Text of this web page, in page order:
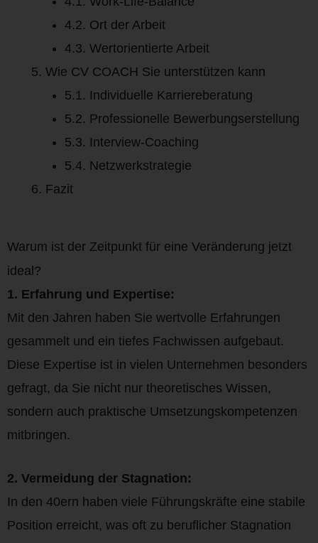
4.2. Ort der Arbeit
4.3. Wertorientierte Arbeit
Wie CV COACH Sie unterstützen kann
5.1. Individuelle Karriereberatung
5.2. Professionelle Bewerbungserstellung
5.3. Interview-Coaching
5.4. Netzwerkstrategie
Fazit
Warum ist der Zeitpunkt für eine Veränderung jetzt
ideal?
1. Erfahrung und Expertise:
Mit den Jahren haben Sie wertvolle Erfahrungen
gesammelt und ein tiefes Fachwissen aufgebaut.
Diese Expertise ist in vielen Unternehmen besonders
gefragt, da Sie nicht nur theoretisches Wissen,
sondern auch praktische Umsetzungskompetenzen
mitbringen.
2. Vermeidung der Stagnation:
In den 40ern haben viele Führungskräfte eine stabile
Position erreicht, was oft zu beruflicher Stagnation